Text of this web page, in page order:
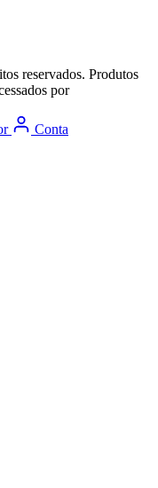
reservados. Produtos
por
Conta